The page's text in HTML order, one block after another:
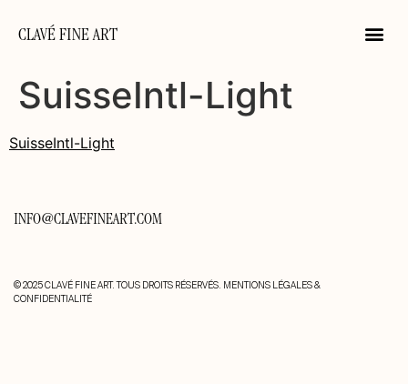
CLAVÉ FINE ART
SuisseIntl-Light
SuisseIntl-Light
INFO@CLAVEFINEART.COM
© 2025 CLAVÉ FINE ART. TOUS DROITS RÉSERVÉS. MENTIONS LÉGALES &
CONFIDENTIALITÉ